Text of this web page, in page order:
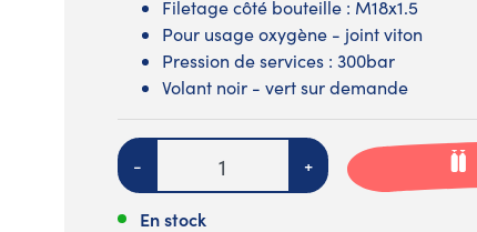
Filetage côté bouteille : M18x1.5
Pour usage oxygène - joint viton
Pression de services : 300bar
Volant noir - vert sur demande
Quantité
- +
En stock